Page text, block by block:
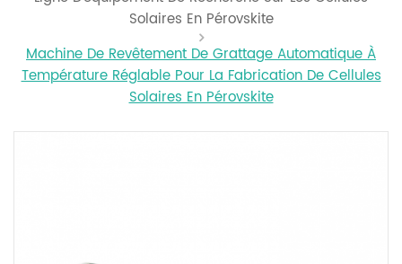
Solaires En Pérovskite
Machine De Revêtement De Grattage Automatique À
Température Réglable Pour La Fabrication De Cellules
Solaires En Pérovskite